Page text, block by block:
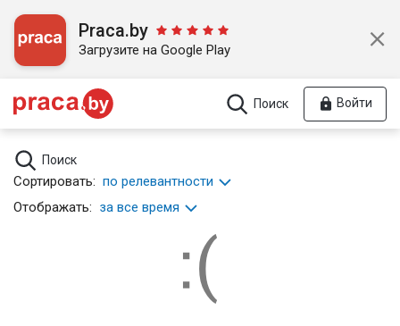
Praca.by
Загрузите на Google Play
Поиск Войти
Поиск
Сортировать: по релевантности
Отображать: за все время